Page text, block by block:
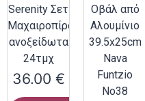
Serenity Σετ
Μαχαιροπίρουνα
ανοξείδωτα
24τμχ
36.00 €
Οβάλ από
Αλουμίνιο
39.5x25cm
Nava
Funtzio
Νο38